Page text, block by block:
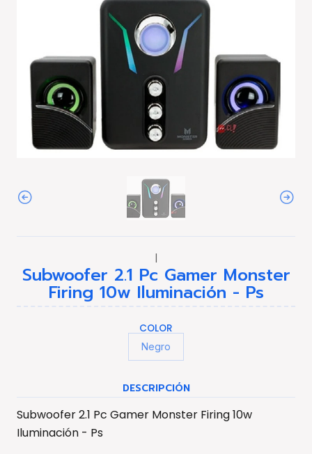
|
Subwoofer 2.1 Pc Gamer Monster
Firing 10w Iluminación - Ps
COLOR
Negro
DESCRIPCIÓN
Subwoofer 2.1 Pc Gamer Monster Firing 10w
Iluminación - Ps